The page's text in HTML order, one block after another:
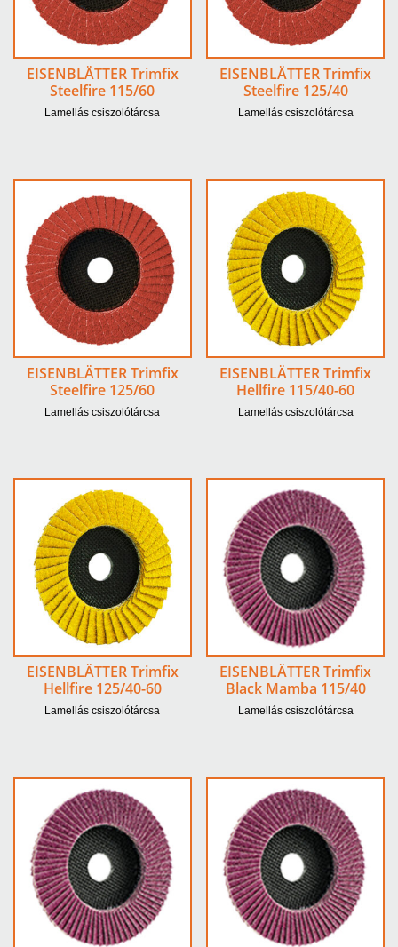
EISENBLÄTTER Trimfix
Steelfire 115/60
Lamellás csiszolótárcsa
EISENBLÄTTER Trimfix
Steelfire 125/40
Lamellás csiszolótárcsa
EISENBLÄTTER Trimfix
Steelfire 125/60
Lamellás csiszolótárcsa
EISENBLÄTTER Trimfix
Hellfire 115/40-60
Lamellás csiszolótárcsa
EISENBLÄTTER Trimfix
Hellfire 125/40-60
Lamellás csiszolótárcsa
EISENBLÄTTER Trimfix
Black Mamba 115/40
Lamellás csiszolótárcsa